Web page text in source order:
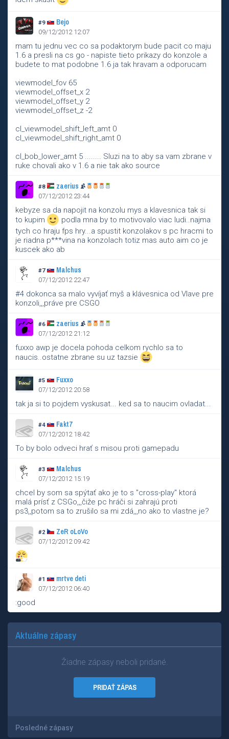
#9 Bejo
09/12/2012 12:07
mam tu jednu vec co sa podaktorym bude pacit co maju
1.6 a presli na cs go - napiste tieto prikazy do konzole a
budete to mat podobne 1.6 ja tak hravam a odporucam
viewmodel_fov 65
viewmodel_offset_x 2
viewmodel_offset_y 2
viewmodel_offset_z -2
cl_viewmodel_shift_left_amt 0
cl_viewmodel_shift_right_amt 0
cl_bob_lower_amt 5 ........ Sluzi na to aby sa vam zbrane v
ruke chovali ako v 1.6 a nie tak ako source
#8 zaerius
07/12/2012 23:44
kebyze sa da napojit na konzolu mys a klavesnica tak si
to kupim
podla mna by to motivovalo viac ludi..najma
tych co hraju fps hry...a spustit konzolakov s pc hracmi to
je riadna p***vina na konzolach totiz mas auto aim co je
kuscek ako ab
#7 Malchus
07/12/2012 22:47
#4 dokonca sa malo vyvíjať myš a klávesnica od Vlave pre
konzoli,,,práve pre CSGO
#6 zaerius
07/12/2012 21:12
fuxxo awp je docela pohoda celkom rychlo sa to
naucis..ostatne zbrane su uz tazsie
#5 Fuxxo
07/12/2012 20:58
tak ja si to pojdem vyskusat... ked sa to naucim ovladat...
#4 Fakt7
07/12/2012 18:42
To by bolo odveci hrať s misou proti gamepadu
#3 Malchus
07/12/2012 15:19
chcel by som sa spýtať ako je to s "cross-play" ktorá
malá prísť z CSGo,,,čiže pc hráči si zahrajú proti
ps3,,potom sa to zrušilo sa mi zdá,,,no ako to vlastne je?
#2 ZeR oLoVo
07/12/2012 09:42
#1 mrtve deti
07/12/2012 06:40
:good
Aktuálne zápasy
Žiadne zápasy neboli pridané.
PRIDAŤ ZÁPAS
Posledné zápasy